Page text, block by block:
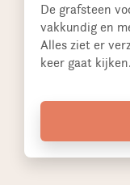
De grafsteen
vakkundig en
Alles ziet er
keer gaat kijken.